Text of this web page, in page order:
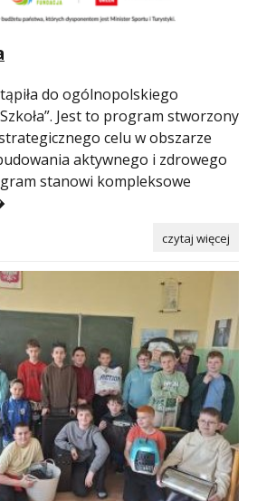
do ogólnopolskiego
Jest to program stworzony
celu w obszarze
aktywnego i zdrowego
stanowi kompleksowe
czytaj więcej